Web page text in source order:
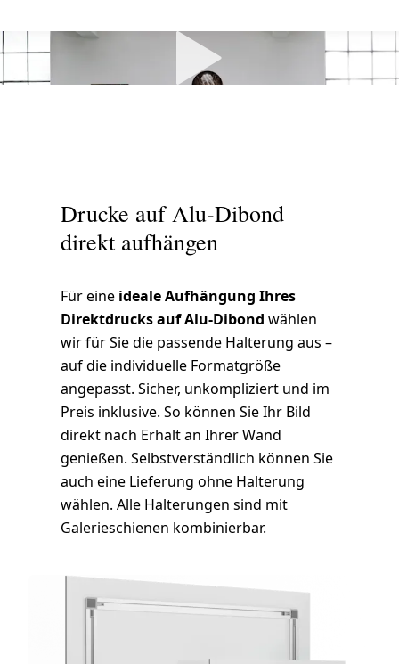
Drucke auf Alu-Dibond
direkt aufhängen
Für eine ideale Aufhängung Ihres
Direktdrucks auf Alu-Dibond wählen
wir für Sie die passende Halterung aus –
auf die individuelle Formatgröße
angepasst. Sicher, unkompliziert und im
Preis inklusive. So können Sie Ihr Bild
direkt nach Erhalt an Ihrer Wand
genießen. Selbstverständlich können Sie
auch eine Lieferung ohne Halterung
wählen. Alle Halterungen sind mit
Galerieschienen kombinierbar.